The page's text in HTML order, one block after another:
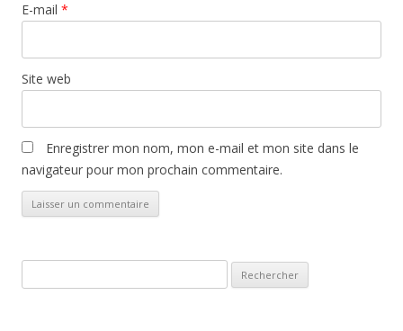
E-mail *
Site web
Enregistrer mon nom, mon e-mail et mon site dans le
navigateur pour mon prochain commentaire.